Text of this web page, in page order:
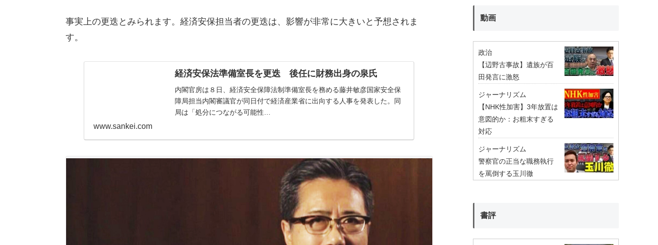
事実上の更迭とみられます。経済安保担当者の更迭は、影響が非常に大きいと予想されま
す。
経済安保法準備室長を更迭 後任に財務出身の泉氏
内閣官房は８日、経済安全保障法制準備室長を務める藤井敏彦国家安全保
障局担当内閣審議官が同日付で経済産業省に出向する人事を発表した。同
局は「処分につながる可能性…
www.sankei.com
動画
政治
【辺野古事故】遺族が百
田発言に激怒
ジャーナリズム
【NHK性加害】3年放置は
意図的か：お粗末すぎる
対応
ジャーナリズム
警察官の正当な職務執行
を罵倒する玉川徹
書評